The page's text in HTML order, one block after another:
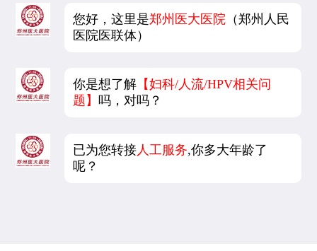
您好，这里是郑州医大医院 （郑州人民
医院医联体）
你是想了解 【妇科/人流/HPV相关问
题】吗，对吗？
已为您转接 人工服务,你多大年龄了
呢？